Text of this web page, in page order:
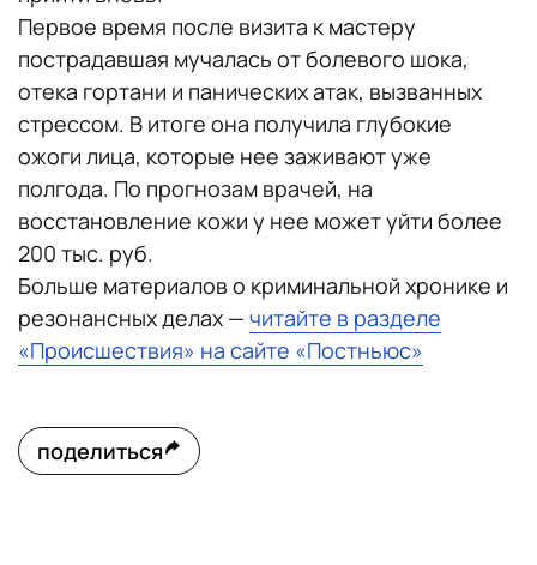
Первое время после визита к мастеру
пострадавшая мучалась от болевого шока,
отека гортани и панических атак, вызванных
стрессом. В итоге она получила глубокие
ожоги лица, которые нее заживают уже
полгода. По прогнозам врачей, на
восстановление кожи у нее может уйти более
200 тыс. руб.
Больше материалов о криминальной хронике и
резонансных делах — читайте в разделе
«Происшествия» на сайте «Постньюс»
поделиться